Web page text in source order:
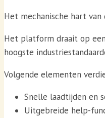
Het mechanische hart
Het platform draait op
hoogste
Volgende elementen
Snelle laadtijden en
Uitgebreide help-